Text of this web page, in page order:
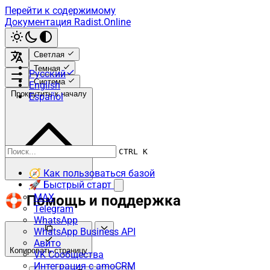
Перейти к содержимому
Документация Radist.Online
Светлая
Темная
Система
Русский
English
Español
CTRL K
🧭 Как пользоваться базой
🚀 Быстрый старт
MAX
Telegram
WhatsApp
WhatsApp Business API
Авито
VK Сообщества
Интеграция с amoCRM
Прокрутить к началу
🛟 Помощь и поддержка
Копировать страницу